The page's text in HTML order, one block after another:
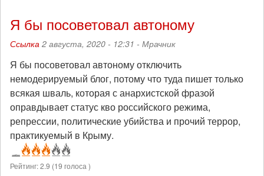
Я бы посоветовал автоному
Ссылка 2 августа, 2020 - 12:31 - Мрачник
Я бы посоветовал автоному отключить
немодерируемый блог, потому что туда пишет только
всякая шваль, которая с анархистской фразой
оправдывает статус кво российского режима,
репрессии, политические убийства и прочий террор,
практикуемый в Крыму.
Рейтинг:2.9 (19 голоса )